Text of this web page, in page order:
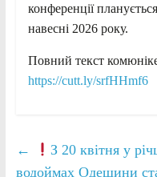
конференції
навесні 2026 року.
Повний текст
https://cutt.ly/srfHHmf6
←
З 20 квітня у
водоймах Одещини